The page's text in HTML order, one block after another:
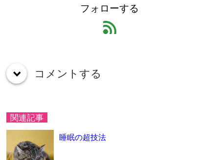
フォローする
feed
down コメントする
関連記事
睡眠の超技法